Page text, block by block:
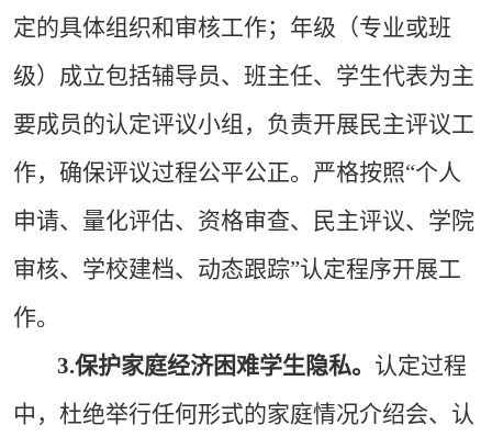
定的具体组织和审核工作；年级（专业或班
级）成立包括辅导员、班主任、学生代表为主
要成员的认定评议小组，负责开展民主评议工
作，确保评议过程公平公正。严格按照“个人
申请、量化评估、资格审查、民主评议、学院
审核、学校建档、动态跟踪”认定程序开展工
作。
3.保护家庭经济困难学生隐私。 认定过程
中，杜绝举行任何形式的家庭情况介绍会、认